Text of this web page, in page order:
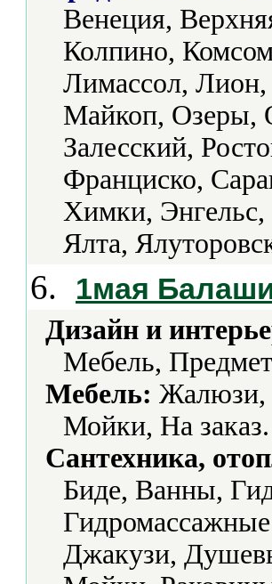
Венеция,
Колпино,
Лимассол,
Майкоп, Озеры,
Залесский,
Франциско,
Химки,
Ялта,
6. 1мая
Дизайн и
Мебель,
Мебель: Жалюзи,
Мойки, На
Сантехника,
Биде, Ванны,
Джакузи,